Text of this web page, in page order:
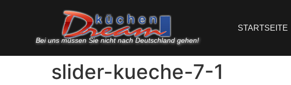
Bei uns müssen Sie nicht nach Deutschland gehen!
STARTSEITE
slider-kueche-7-1